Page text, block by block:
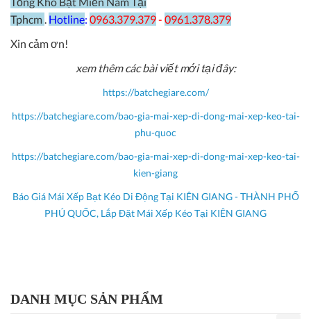
Tphcm . Hotline: 0963.379.379- 0961.378.379
Xin cảm ơn!
xem thêm các bài viết mới tại đây:
https://batchegiare.com/
https://batchegiare.com/bao-gia-mai-xep-di-dong-mai-xep-keo-tai-
phu-quoc
https://batchegiare.com/bao-gia-mai-xep-di-dong-mai-xep-keo-tai-
kien-giang
Báo Giá Mái Xếp Bạt Kéo Di Động Tại KIÊN GIANG - THÀNH PHỐ
PHÚ QUỐC, Lắp Đặt Mái Xếp Kéo Tại KIÊN GIANG
DANH MỤC SẢN PHẨM